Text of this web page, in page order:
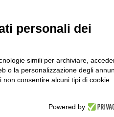
personali dei
simili per archiviare,
o la personalizzazione degli
consentire alcuni tipi di cookie.
Powered by